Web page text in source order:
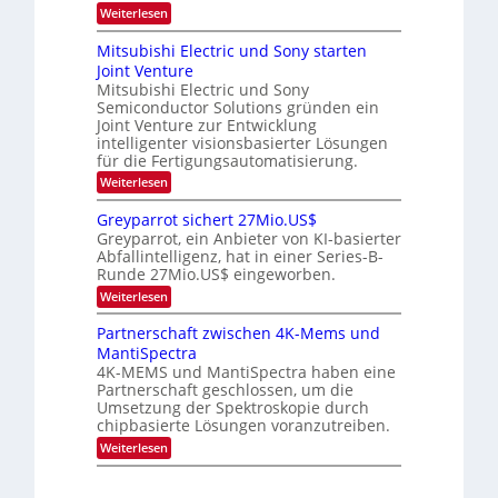
s
T
r
e
n
d
s
m
i
m
e
r
s
t
e
n
H
a
l
b
j
a
h
r
m
i
a
r
s
a
t
z
n
i
m
m
t
i
n
d
e
D
A
C
H
-
I
n
d
u
s
t
r
i
e
z
u
Weiterlesen:
O
p
t
i
k
-
K
u
r
s
v
o
n
P
h
o
t
o
n
c
s
H
u
b
Mitsubishi Electric und Sony starten
Joint Venture
Mitsubishi Electric und Sony
Semiconductor Solutions gründen ein
Joint Venture zur Entwicklung
intelligenter visionsbasierter Lösungen
für die Fertigungsautomatisierung.
Weiterlesen:
M
t
s
u
b
i
s
i
E
l
e
c
t
r
i
c
Greyparrot sichert 27Mio.US$
Greyparrot, ein Anbieter von KI-basierter
Abfallintelligenz, hat in einer Series-B-
Runde 27Mio.US$ eingeworben.
Weiterlesen:
G
r
e
y
p
a
r
r
o
t
s
Partnerschaft zwischen 4K-Mems und
MantiSpectra
4K-MEMS und MantiSpectra haben eine
Partnerschaft geschlossen, um die
Umsetzung der Spektroskopie durch
chipbasierte Lösungen voranzutreiben.
Weiterlesen:
P